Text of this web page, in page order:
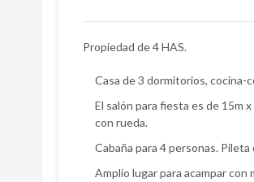
Propiedad de 4 HAS.
Casa de 3 dormitorios, cocina-
El salón para fiesta es de 15m
con rueda.
Cabaña para 4 personas. Pileta
Amplio lugar para acampar